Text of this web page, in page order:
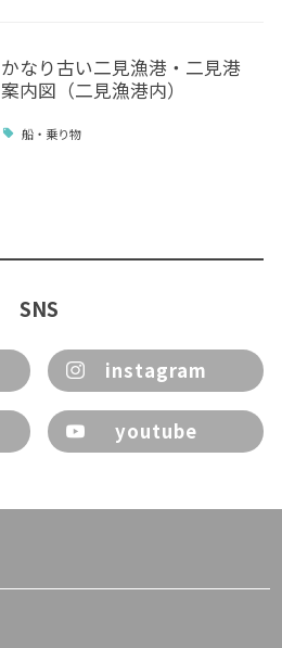
かなり古い二見漁港・二見港
案内図（二見漁港内）
船・乗り物
SNS
instagram
youtube